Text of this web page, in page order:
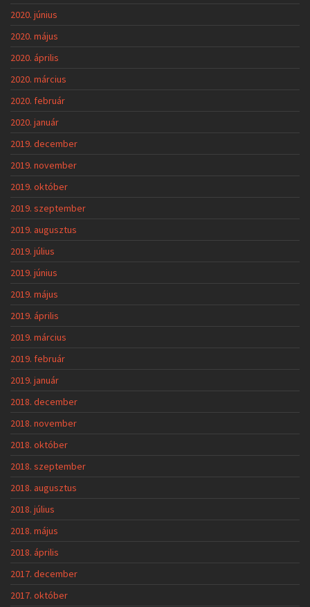
2020. június
2020. május
2020. április
2020. március
2020. február
2020. január
2019. december
2019. november
2019. október
2019. szeptember
2019. augusztus
2019. július
2019. június
2019. május
2019. április
2019. március
2019. február
2019. január
2018. december
2018. november
2018. október
2018. szeptember
2018. augusztus
2018. július
2018. május
2018. április
2017. december
2017. október